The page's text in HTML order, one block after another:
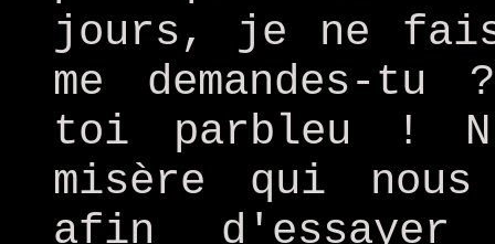
jours, je ne fais
me demandes-tu
toi parbleu !
misère qui
afin